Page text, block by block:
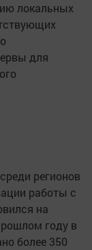
локальных
для
регионов
работы с
на
году в
более 350